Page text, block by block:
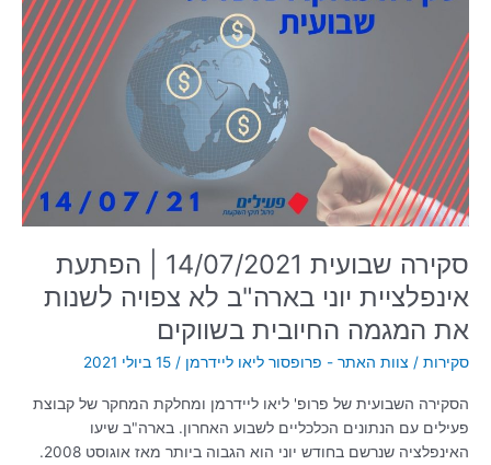
סקירה שבועית 14/07/2021 | הפתעת
אינפלציית יוני בארה"ב לא צפויה לשנות
את המגמה החיובית בשווקים
סקירות / צוות האתר - פרופסור ליאו ליידרמן / 15 ביולי 2021
הסקירה השבועית של פרופ' ליאו ליידרמן ומחלקת המחקר של קבוצת
פעילים עם הנתונים הכלכליים לשבוע האחרון. בארה"ב שיעו
האינפלציה שנרשם בחודש יוני הוא הגבוה ביותר מאז אוגוסט 2008.
שבועית
14/07/2021
|
הפתעת
אינפלציית
יוני
בארה"ב
לא
צפויה
לשנות
המגמה
החיובית
בשווקים